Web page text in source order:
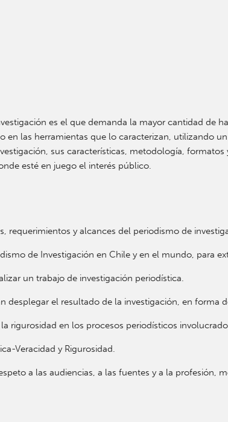
es el que demanda la mayor cantidad de
las herramientas que lo caracterizan, utilizando
sus características, metodología,
esté en juego el interés público.
requerimientos y alcances del periodismo de
de Investigación en Chile y en el mundo, para
un trabajo de investigación periodística.
desplegar el resultado de la investigación, en forma
rigurosidad en los procesos periodísticos
Veracidad y Rigurosidad.
a las audiencias, a las fuentes y a la profesión,